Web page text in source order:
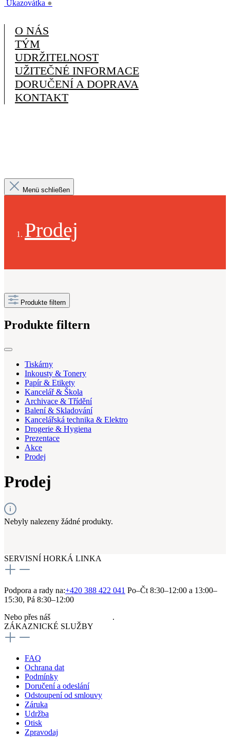
Ukazovátka ●
O NÁS
TÝM
UDRŽITELNOST
UŽITEČNÉ INFORMACE
DORUČENÍ A DOPRAVA
KONTAKT
Menü schließen
Prodej
Produkte filtern
Produkte filtern
Tiskárny
Inkousty & Tonery
Papír & Etikety
Kancelář & Škola
Archivace & Třídění
Balení & Skladování
Kancelářská technika & Elektro
Drogerie & Hygiena
Prezentace
Akce
Prodej
Prodej
Nebyly nalezeny žádné produkty.
SERVISNÍ HORKÁ LINKA
Podpora a rady na:+420 388 422 041 Po–Čt 8:30–12:00 a 13:00–
15:30, Pá 8:30–12:00
Nebo přes náš
.
ZÁKAZNICKÉ SLUŽBY
FAQ
Ochrana dat
Podmínky
Doručení a odeslání
Odstoupení od smlouvy
Záruka
Udržba
Otisk
Zpravodaj